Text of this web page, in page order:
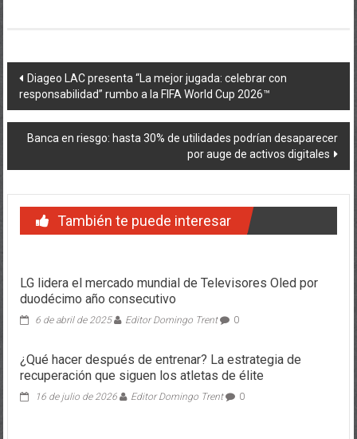
Navegación
de
entradas
Diageo LAC presenta “La mejor jugada: celebrar con
responsabilidad” rumbo a la FIFA World Cup 2026™
Banca en riesgo: hasta 30% de utilidades podrían desaparecer
por auge de activos digitales
También te puede interesar
LG lidera el mercado mundial de Televisores Oled por
duodécimo año consecutivo
6 de abril de 2025 Editor Domingo Trent 0
¿Qué hacer después de entrenar? La estrategia de
recuperación que siguen los atletas de élite
16 de julio de 2026 Editor Domingo Trent 0